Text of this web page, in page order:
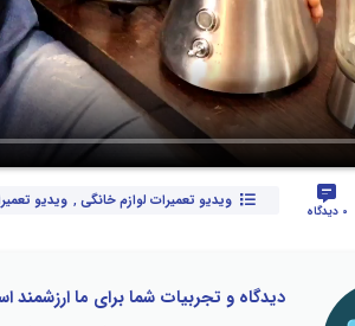
0 دیدگاه
ویدیو تعمیرات لوازم خانگی , ویدیو
دیدگاه و تجربیات شما برای ما ارزشمند